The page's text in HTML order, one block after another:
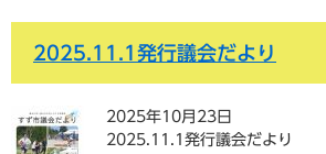
2025.11.1発行議会だより
2025年10月23日
2025.11.1発行議会だより